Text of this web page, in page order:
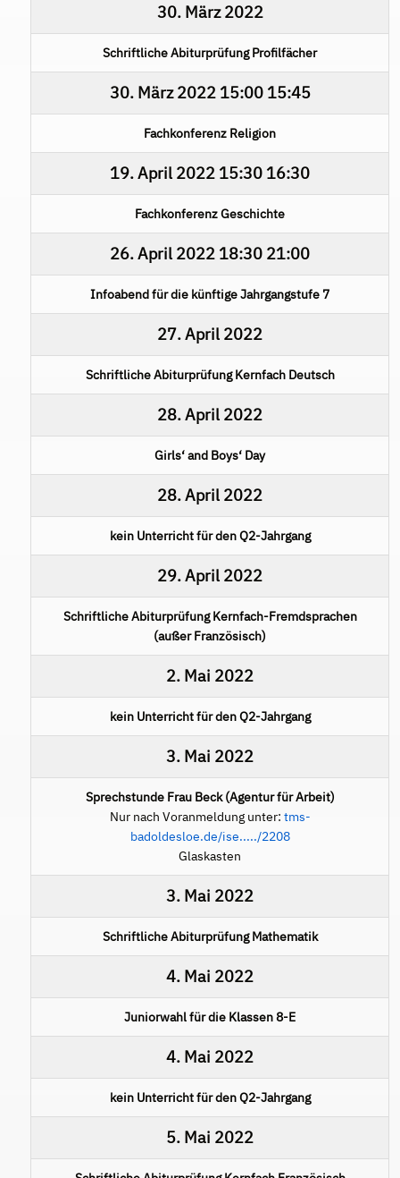
30. März 2022
Schriftliche Abiturprüfung Profilfächer
30. März 202215:00 15:45
Fachkonferenz Religion
19. April 2022 15:30 16:30
Fachkonferenz Geschichte
26. April 2022 18:30 21:00
Infoabend für die künftige Jahrgangstufe 7
27. April 2022
Schriftliche Abiturprüfung Kernfach Deutsch
28. April 2022
Girls‘ and Boys‘ Day
28. April 2022
kein Unterricht für den Q2-Jahrgang
29. April 2022
Schriftliche Abiturprüfung Kernfach-Fremdsprachen
(außer Französisch)
2. Mai 2022
kein Unterricht für den Q2-Jahrgang
3. Mai 2022
Sprechstunde Frau Beck (Agentur für Arbeit)
Nur nach Voranmeldung unter: tms-
badoldesloe.de/ise...../2208
Glaskasten
3. Mai 2022
Schriftliche Abiturprüfung Mathematik
4. Mai 2022
Juniorwahl für die Klassen 8-E
4. Mai 2022
kein Unterricht für den Q2-Jahrgang
5. Mai 2022